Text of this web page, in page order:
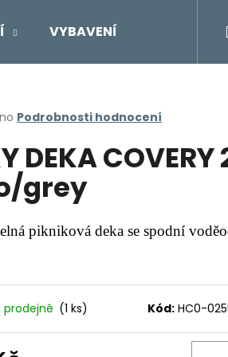
VYBAVENÍ
Podrobnosti hodnocení
DEKA COVERY
grey
pikniková deka se spodní
prodejně (1 ks) Kód: HC0-